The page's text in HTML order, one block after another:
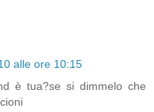
alle ore 10:15
è tua?se si dimmelo che